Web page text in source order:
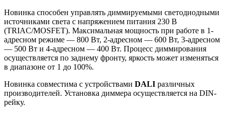
Новинка способен управлять диммируемыми светодиодными
источниками света с напряжением питания 230 В
(TRIAC/MOSFET). Максимальная мощность при работе в 1-
адресном режиме — 800 Вт, 2-адресном — 600 Вт, 3-адресном
— 500 Вт и 4-адресном — 400 Вт. Процесс диммирования
осуществляется по заднему фронту, яркость может изменяться
в диапазоне от 1 до 100%.
Новинка совместима с устройствами DALI различных
производителей. Установка диммера осуществляется на DIN-
рейку.